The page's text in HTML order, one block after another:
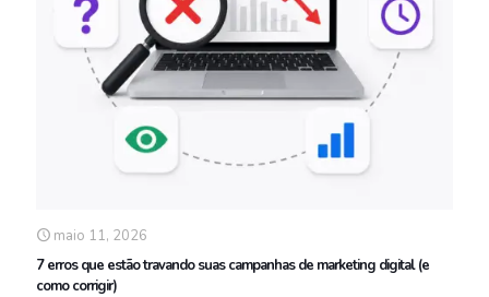
maio 11, 2026
7 erros que estão travando suas campanhas de marketing digital (e
como corrigir)